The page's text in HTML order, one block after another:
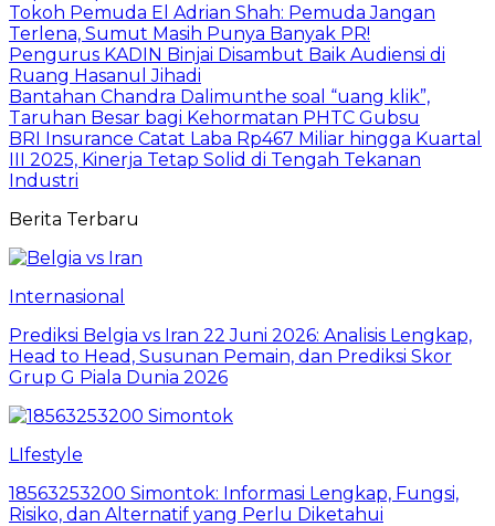
Tokoh Pemuda El Adrian Shah: Pemuda Jangan
Terlena, Sumut Masih Punya Banyak PR!
Pengurus KADIN Binjai Disambut Baik Audiensi di
Ruang Hasanul Jihadi
Bantahan Chandra Dalimunthe soal “uang klik”,
Taruhan Besar bagi Kehormatan PHTC Gubsu
BRI Insurance Catat Laba Rp467 Miliar hingga Kuartal
III 2025, Kinerja Tetap Solid di Tengah Tekanan
Industri
Berita Terbaru
Internasional
Prediksi Belgia vs Iran 22 Juni 2026: Analisis Lengkap,
Head to Head, Susunan Pemain, dan Prediksi Skor
Grup G Piala Dunia 2026
LIfestyle
18563253200 Simontok: Informasi Lengkap, Fungsi,
Risiko, dan Alternatif yang Perlu Diketahui